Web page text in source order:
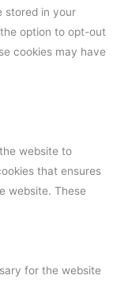
stored in your
option to opt-out
cookies may have
website to
that ensures
website. These
for the website